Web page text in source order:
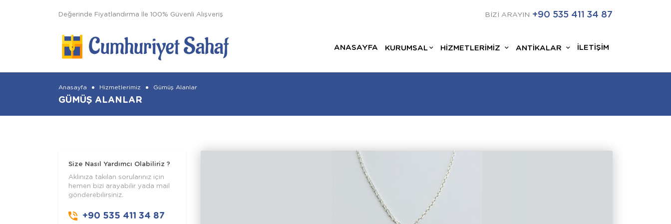
Değerinde Fiyatlandırma İle 100% Güvenli Alışveriş BİZİ ARAYIN +90 535 411 34 87
ANASAYFA KURUMSAL HİZMETLERİMİZ ANTİKALAR İLETİŞİM
Anasayfa Hizmetlerimiz Gümüş Alanlar
GÜMÜŞ ALANLAR
Size Nasıl Yardımcı Olabiliriz ?
Aklınıza takılan sorularınız için
hemen bizi arayabilir yada mail
gönderebilirsiniz.
+90 535 411 34 87